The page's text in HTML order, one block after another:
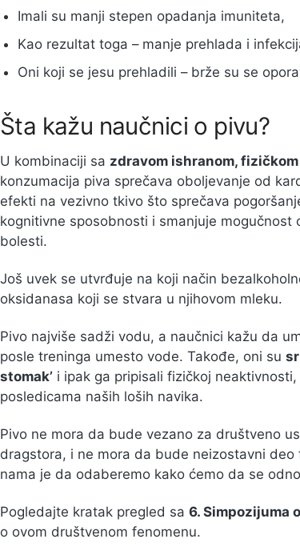
Imali su manji stepen opadanja imuniteta,
Kao rezultat toga – manje prehlada i
Oni koji se jesu prehladili – brže su se
Šta kažu naučnici o pivu?
U kombinaciji sa zdravom ishranom,
konzumacija piva sprečava oboljevanje od
efekti na vezivno tkivo što sprečava
kognitivne sposobnosti i smanjuje
bolesti.
Još uvek se utvrđuje na koji način
oksidanasa koji se stvara u njihovom mleku.
Pivo najviše sadži vodu, a naučnici kažu da
posle treninga umesto vode. Takođe, oni su
stomak’ i ipak ga pripisali fizičkoj
posledicama naših loših navika.
Pivo ne mora da bude vezano za društveno
dragstora, i ne mora da bude neizostavni
nama je da odaberemo kako ćemo da se
Pogledajte kratak pregled sa 6. Simpozijuma
o ovom društvenom fenomenu.